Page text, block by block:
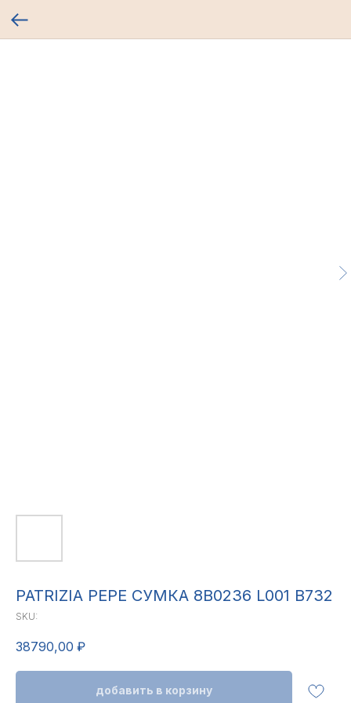
PATRIZIA PEPE СУМКА 8B0236 L001 B732
SKU:
38790,00 ₽
добавить в корзину